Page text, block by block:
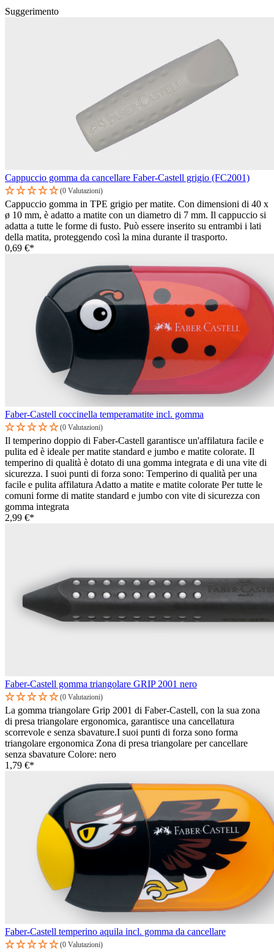
Suggerimento
Cappuccio gomma da cancellare Faber-Castell grigio (FC2001)
(0 Valutazioni)
Cappuccio gomma in TPE grigio per matite. Con dimensioni di 40 x
ø 10 mm, è adatto a matite con un diametro di 7 mm. Il cappuccio si
adatta a tutte le forme di fusto. Può essere inserito su entrambi i lati
della matita, proteggendo così la mina durante il trasporto.
0,69 €*
Faber-Castell coccinella temperamatite incl. gomma
(0 Valutazioni)
Il temperino doppio di Faber-Castell garantisce un'affilatura facile e
pulita ed è ideale per matite standard e jumbo e matite colorate. Il
temperino di qualità è dotato di una gomma integrata e di una vite di
sicurezza. I suoi punti di forza sono: Temperino di qualità per una
facile e pulita affilatura Adatto a matite e matite colorate Per tutte le
comuni forme di matite standard e jumbo con vite di sicurezza con
gomma integrata
2,99 €*
Faber-Castell gomma triangolare GRIP 2001 nero
(0 Valutazioni)
La gomma triangolare Grip 2001 di Faber-Castell, con la sua zona
di presa triangolare ergonomica, garantisce una cancellatura
scorrevole e senza sbavature.I suoi punti di forza sono forma
triangolare ergonomica Zona di presa triangolare per cancellare
senza sbavature Colore: nero
1,79 €*
Faber-Castell temperino aquila incl. gomma da cancellare
(0 Valutazioni)